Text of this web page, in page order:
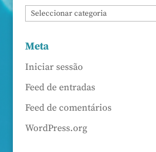
Meta
Iniciar sessão
Feed de entradas
Feed de comentários
WordPress.org